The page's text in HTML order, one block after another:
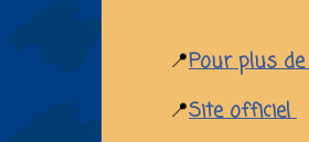
📍Pour plus
📍Site officiel